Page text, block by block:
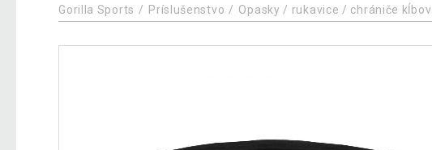
Gorilla Sports Príslušenstvo Opasky / rukavice / chrániče kĺbov